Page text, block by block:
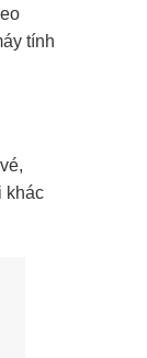
tính
khác